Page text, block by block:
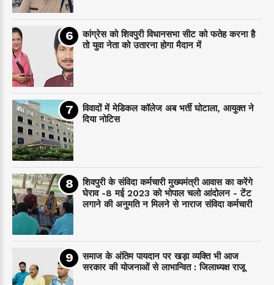
कांग्रेस को शिवपुरी विधानसभा सीट को फतेह करना है
तो युवा नेता को उतारना होगा मैदान में
विवादों में मेडिकल कॉलेज अब भर्ती घोटाला, आयुक्त ने
दिया नोटिस
शिवपुरी के संविदा कर्मचारी मुख्यमंत्री आवास का करेंगे
घेराव -8 मई 2023 को भोपाल चलो आंदोलन - टेंट
लगाने की अनुमति न मिलने से नाराज संविदा कर्मचारी
समाज के अंतिम पायदान पर‌ खड़ा व्यक्ति भी आज
सरकार की योजनाओं से लाभान्वित : जिलाध्यक्ष राजू